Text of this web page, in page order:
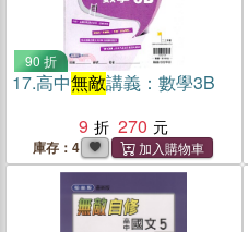
90 折
17.高中無敵講義：數學3B
9
270
庫存：4